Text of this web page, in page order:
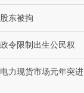
东被拘
令限制出生公民权
电力现货市场元年突进